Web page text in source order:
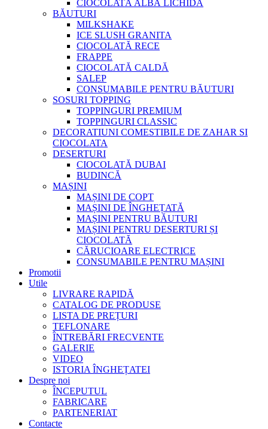
CIOCOLATĂ ALBĂ LICHIDĂ
BĂUTURI
MILKSHAKE
ICE SLUSH GRANITA
CIOCOLATĂ RECE
FRAPPE
CIOCOLATĂ CALDĂ
SALEP
CONSUMABILE PENTRU BĂUTURI
SOSURI TOPPING
TOPPINGURI PREMIUM
TOPPINGURI CLASSIC
DECORATIUNI COMESTIBILE DE ZAHAR SI
CIOCOLATA
DESERTURI
CIOCOLATĂ DUBAI
BUDINCĂ
MAȘINI
MAȘINI DE COPT
MAȘINI DE ÎNGHEȚATĂ
MAȘINI PENTRU BĂUTURI
MAȘINI PENTRU DESERTURI ȘI
CIOCOLATĂ
CĂRUCIOARE ELECTRICE
CONSUMABILE PENTRU MAȘINI
Promotii
Utile
LIVRARE RAPIDĂ
CATALOG DE PRODUSE
LISTA DE PREȚURI
TEFLONARE
ÎNTREBĂRI FRECVENTE
GALERIE
VIDEO
ISTORIA ÎNGHEȚATEI
Despre noi
ÎNCEPUTUL
FABRICARE
PARTENERIAT
Contacte